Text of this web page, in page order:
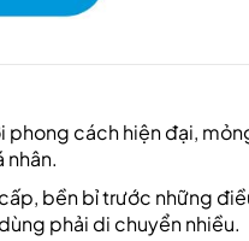
cách hiện đại,
nhân.
bền bỉ trước những
phải di chuyển nhiều.